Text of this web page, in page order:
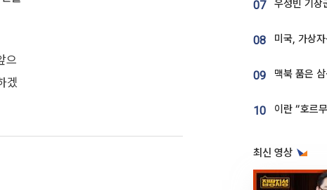
으
겠
07
08
09
10
최신 영상